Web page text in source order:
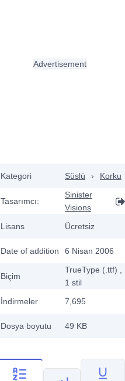
Kategori Süslü › Korku
Tasarımcı:
Sinister
Visions
Lisans
Ücretsiz
Date of addition 6 Nisan 2006
Biçim
TrueType (.ttf)
1 stil
İndirmeler
7,695
Dosya boyutu 49 KB
Advertisement